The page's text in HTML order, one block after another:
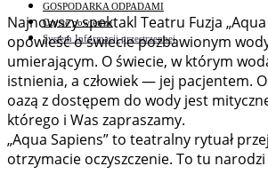
GOSPODARKA ODPADAMI
Czyste powietrze
System Informacji przestrzennej
Najnowszy spektakl Teatru Fuzja
opowieść o świecie pozbawionym
umierającym. O świecie, w którym
istnienia, a człowiek — jej pacjentem.
oazą z dostępem do wody jest
którego i Was zapraszamy.
„Aqua Sapiens” to teatralny rytuał
otrzymacie oczyszczenie. To tu